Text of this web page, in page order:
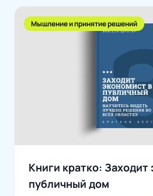
Мышление и принятие решений
Книги кратко: Заходит
публичный дом